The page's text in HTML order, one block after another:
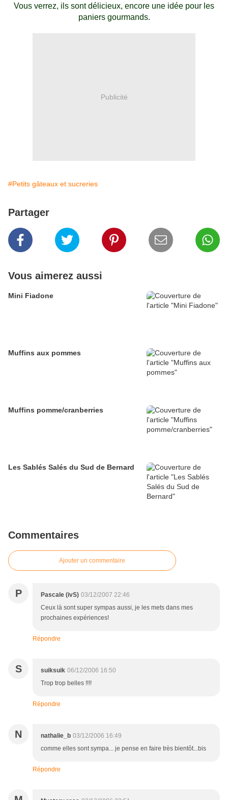
Vous verrez, ils sont délicieux, encore une idée pour les
paniers gourmands.
Publicité
#Petits gâteaux et sucreries
Partager
Vous aimerez aussi
Mini Fiadone
Muffins aux pommes
Muffins pomme/cranberries
Les Sablés Salés du Sud de Bernard
Commentaires
Ajouter un commentaire
P Pascale (ivS) 03/12/2007 22:46
Ceux là sont super sympas aussi, je les mets dans mes
prochaines expériences!
Répondre
S suiksuik 06/12/2006 16:50
Trop trop belles !!!!
Répondre
N nathalie_b 03/12/2006 16:49
comme elles sont sympa... je pense en faire très bientôt...bis
Répondre